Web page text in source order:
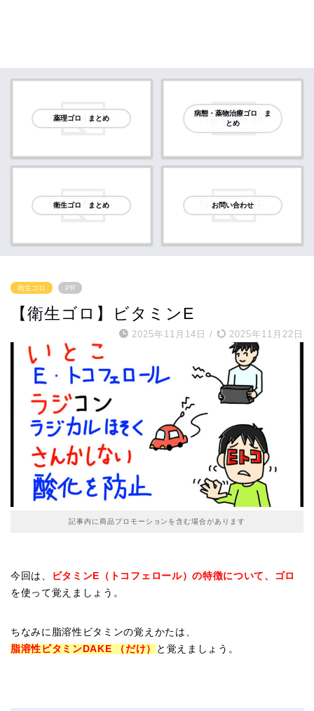
薬理ゴロ まとめ
病態・薬物治療ゴロ ま
とめ
衛生ゴロ まとめ お問い合わせ
衛生ゴロ PR
【衛生ゴロ】ビタミンE
2025年11月14日 / 2025年11月22日
記事内に商品プロモーションを含む場合があります
今回は、
ビタミンE（トコフェロール）の特徴について、ゴロ
を使って覚えましょう。
ちなみに脂溶性ビタミンの覚えかたは、
脂溶性ビタミンDAKE （だけ）
と覚えましょう。